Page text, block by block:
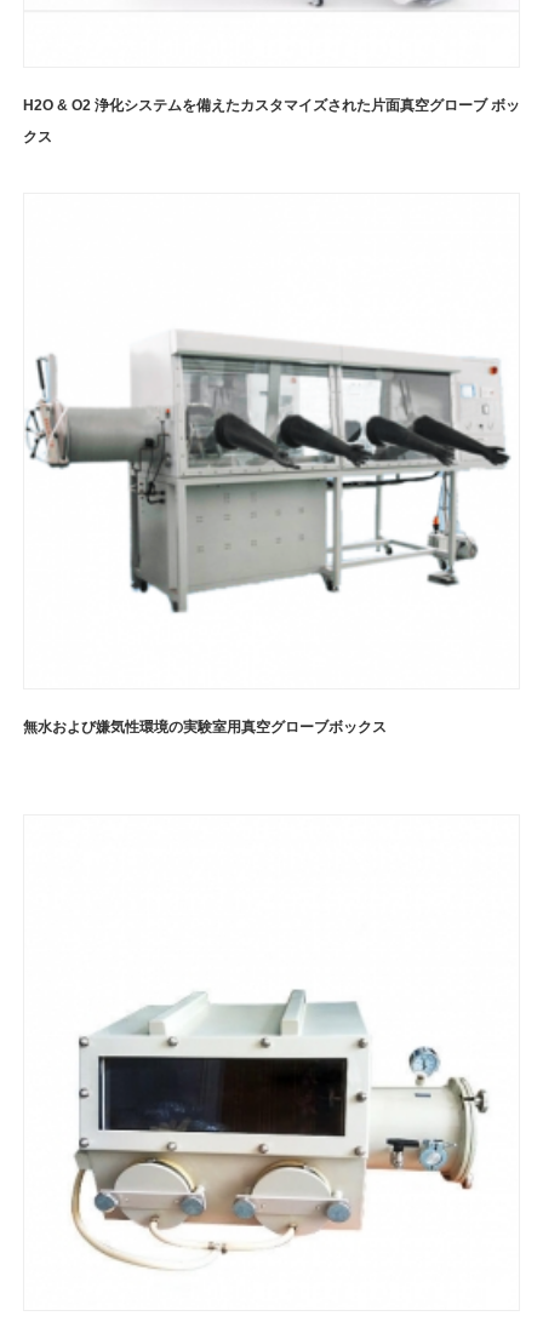
H2O & O2 浄化システムを備えたカスタマイズされた片面真空グローブ ボッ
クス
無水および嫌気性環境の実験室用真空グローブボックス